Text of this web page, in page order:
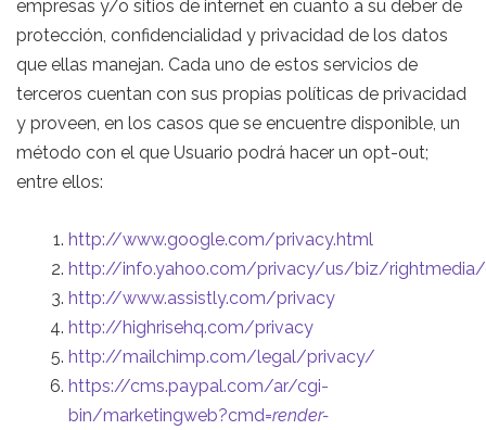
empresas y/o sitios de internet en cuanto a su deber de
protección, confidencialidad y privacidad de los datos
que ellas manejan. Cada uno de estos servicios de
terceros cuentan con sus propias políticas de privacidad
y proveen, en los casos que se encuentre disponible, un
método con el que Usuario podrá hacer un opt-out;
entre ellos:
http://www.google.com/privacy.html
http://info.yahoo.com/privacy/us/biz/rightmedia/
http://www.assistly.com/privacy
http://highrisehq.com/privacy
http://mailchimp.com/legal/privacy/
https://cms.paypal.com/ar/cgi-
bin/marketingweb?cmd=render-